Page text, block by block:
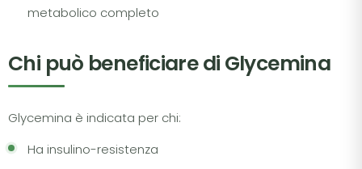
metabolico completo
Chi può beneficiare di Glycemina
Glycemina è indicata per chi:
Ha insulino-resistenza